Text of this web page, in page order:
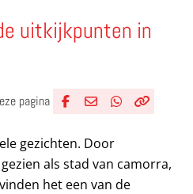
uitkijkpunten in
pagina
gezichten. Door
als stad van camorra,
het een van de